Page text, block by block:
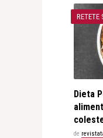
RETETE
Dieta
de